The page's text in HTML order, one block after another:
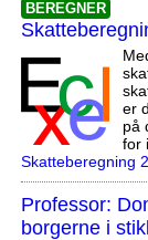
BEREGNER
er
på
for
Skatteberegning
Professor:
borgerne i